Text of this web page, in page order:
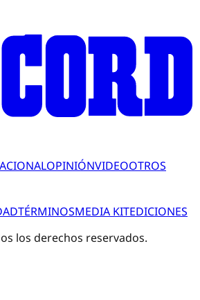
OPINIÓNVIDEOOTROS
TÉRMINOSMEDIA KITEDICIONES
los derechos reservados.